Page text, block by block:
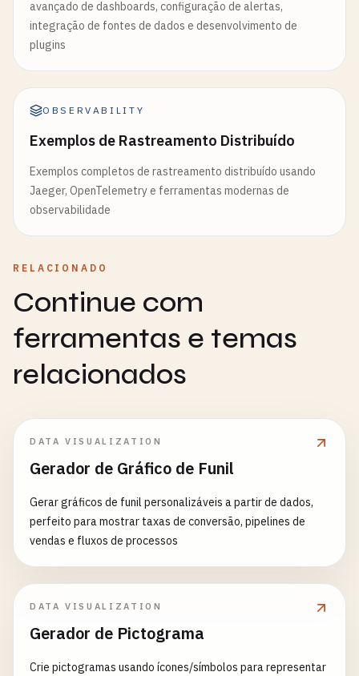
avançado de dashboards, configuração de alertas,
integração de fontes de dados e desenvolvimento de
plugins
OBSERVABILITY
Exemplos de Rastreamento Distribuído
Exemplos completos de rastreamento distribuído usando
Jaeger, OpenTelemetry e ferramentas modernas de
observabilidade
RELACIONADO
Continue com
ferramentas e temas
relacionados
DATA VISUALIZATION
Gerador de Gráfico de Funil
Gerar gráficos de funil personalizáveis a partir de dados,
perfeito para mostrar taxas de conversão, pipelines de
vendas e fluxos de processos
DATA VISUALIZATION
Gerador de Pictograma
Crie pictogramas usando ícones/símbolos para representar